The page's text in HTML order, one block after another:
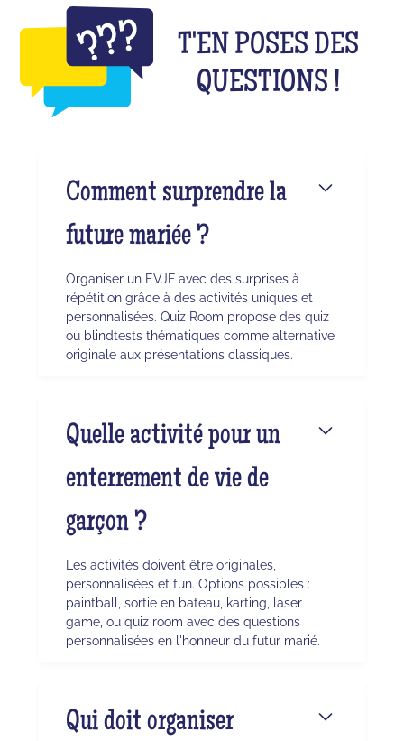
T'EN POSES DES
QUESTIONS !
Comment surprendre la
future mariée ?
Organiser un EVJF avec des surprises à
répétition grâce à des activités uniques et
personnalisées. Quiz Room propose des quiz
ou blindtests thématiques comme alternative
originale aux présentations classiques.
Quelle activité pour un
enterrement de vie de
garçon ?
Les activités doivent être originales,
personnalisées et fun. Options possibles :
paintball, sortie en bateau, karting, laser
game, ou quiz room avec des questions
personnalisées en l'honneur du futur marié.
Qui doit organiser